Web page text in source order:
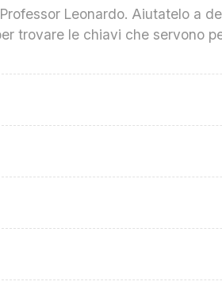
Leonardo. Aiutatelo a
trovare le chiavi che servono